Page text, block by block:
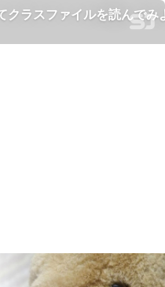
クラスファイルを読んでみ